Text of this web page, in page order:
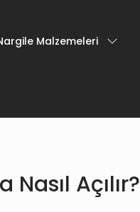
Malzemeleri
Nasıl Açılır?